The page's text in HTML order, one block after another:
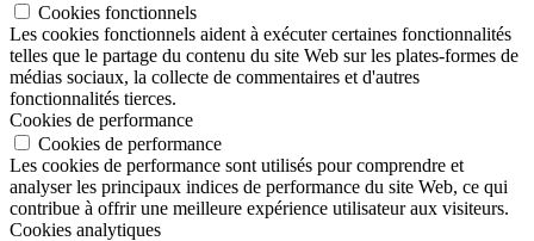
Cookies fonctionnels
Les cookies fonctionnels aident à exécuter certaines fonctionnalités
telles que le partage du contenu du site Web sur les plates-formes de
médias sociaux, la collecte de commentaires et d'autres
fonctionnalités tierces.
Cookies de performance
Cookies de performance
Les cookies de performance sont utilisés pour comprendre et
analyser les principaux indices de performance du site Web, ce qui
contribue à offrir une meilleure expérience utilisateur aux visiteurs.
Cookies analytiques